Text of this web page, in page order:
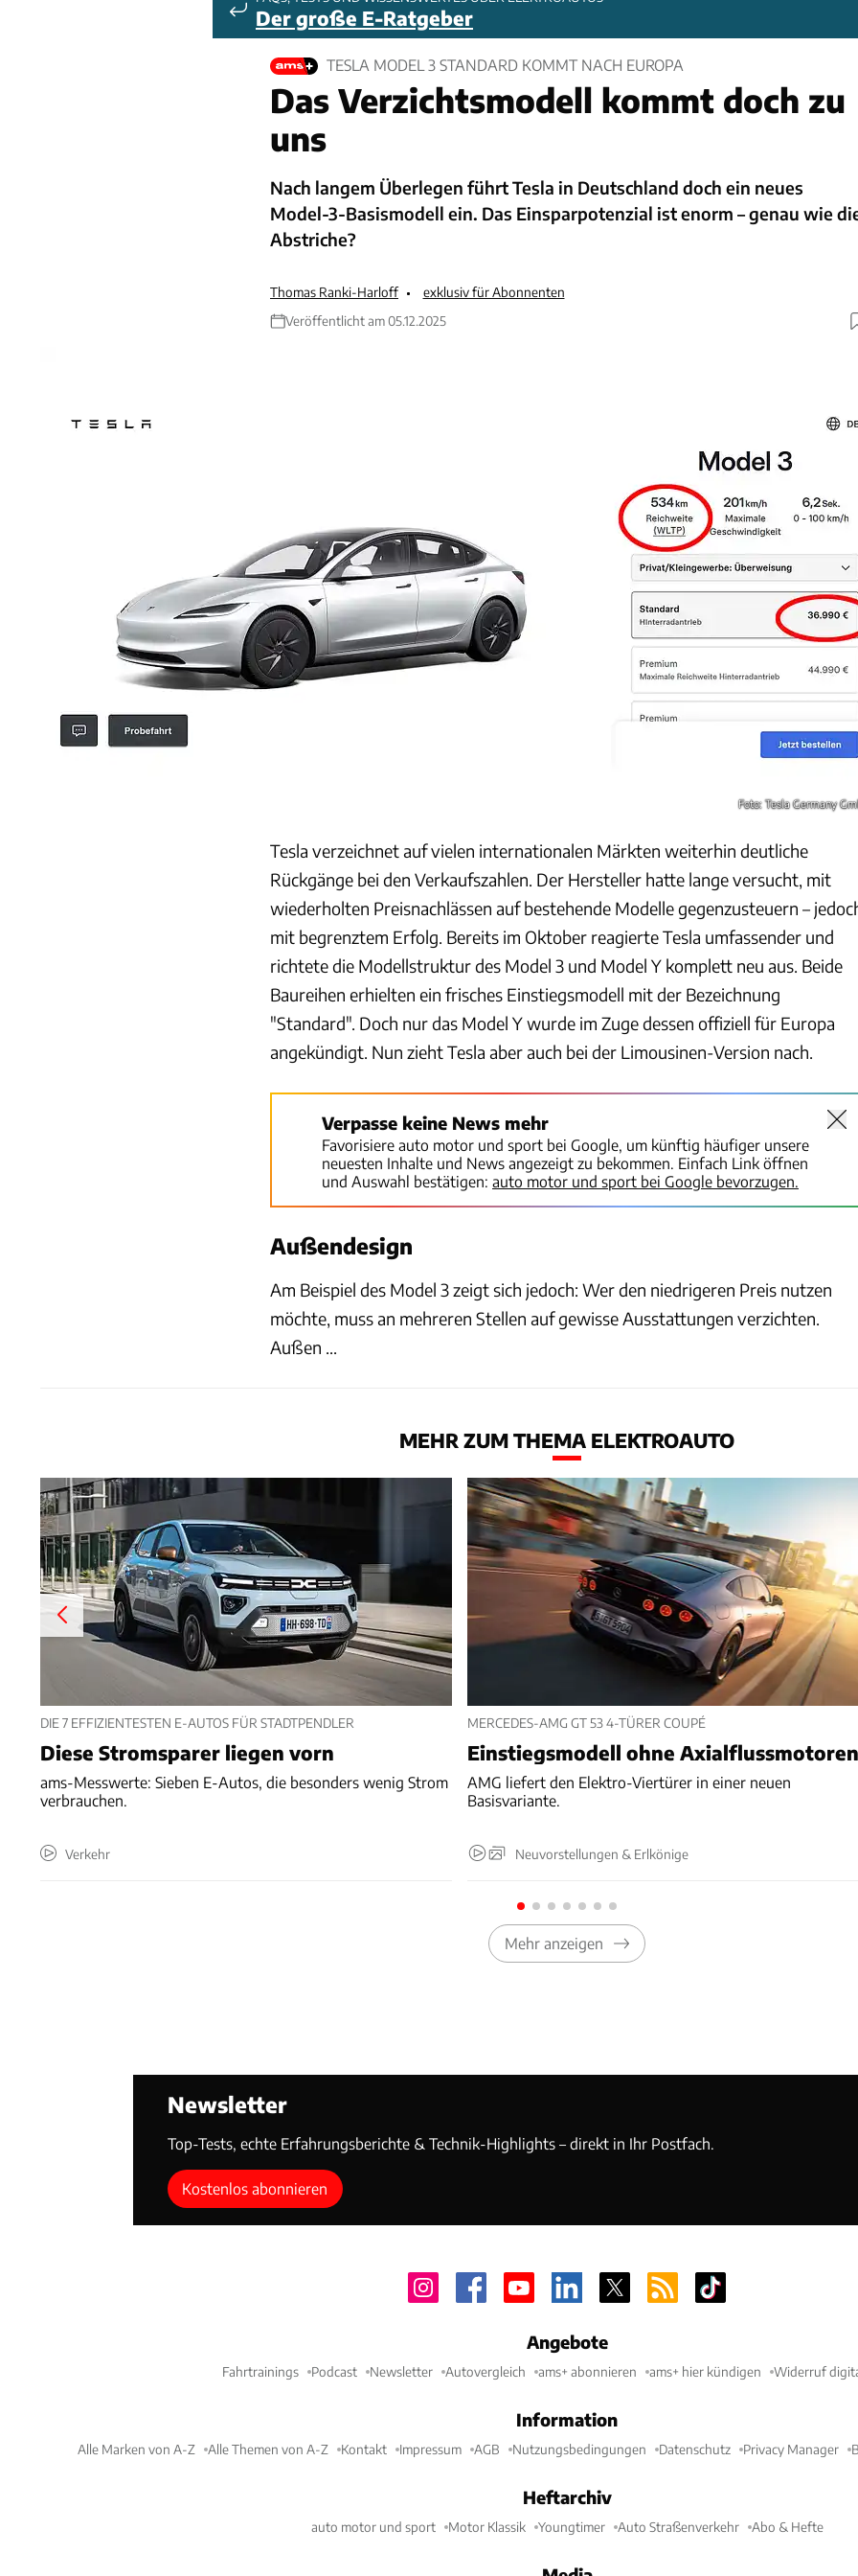
Der große E-Ratgeber
TESLA MODEL 3 STANDARD KOMMT NACH EUROPA
Das Verzichtsmodell kommt doch zu
uns
Nach langem Überlegen führt Tesla in Deutschland doch ein neues
Model-3-Basismodell ein. Das Einsparpotenzial ist enorm – genau wie
Abstriche?
Thomas Ranki-Harloff
exklusiv für Abonnenten
Veröffentlicht am 05.12.2025
Foto: Tesla Germany
Tesla verzeichnet auf vielen internationalen Märkten weiterhin deutliche
Rückgänge bei den Verkaufszahlen. Der Hersteller hatte lange versucht, mit
wiederholten Preisnachlässen auf bestehende Modelle gegenzusteuern –
mit begrenztem Erfolg. Bereits im Oktober reagierte Tesla umfassender und
richtete die Modellstruktur des Model 3 und Model Y komplett neu aus. Beide
Baureihen erhielten ein frisches Einstiegsmodell mit der Bezeichnung
"Standard". Doch nur das Model Y wurde im Zuge dessen offiziell für Europa
angekündigt. Nun zieht Tesla aber auch bei der Limousinen-Version nach.
Verpasse keine News mehr
Favorisiere auto motor und sport bei Google, um künftig häufiger unsere
neuesten Inhalte und News angezeigt zu bekommen. Einfach Link öffnen
und Auswahl bestätigen: auto motor und sport bei Google bevorzugen.
Außendesign
Am Beispiel des Model 3 zeigt sich jedoch: Wer den niedrigeren Preis nutzen
möchte, muss an mehreren Stellen auf gewisse Ausstattungen verzichten.
Außen ...
MEHR ZUM THEMA ELEKTROAUTO
DIE 7 EFFIZIENTESTEN E-AUTOS FÜR STADTPENDLER
Diese Stromsparer liegen vorn
ams-Messwerte: Sieben E-Autos, die besonders wenig Strom
verbrauchen.
Verkehr
MERCEDES-AMG GT 53 4-TÜRER COUPÉ
Einstiegsmodell ohne
AMG liefert den Elektro-Viertürer in einer neuen
Basisvariante.
Neuvorstellungen & Erlkönige
Mehr anzeigen
Newsletter
Top-Tests, echte Erfahrungsberichte & Technik-Highlights – direkt in Ihr Postfach.
Kostenlos abonnieren
Angebote
Fahrtrainings Podcast Newsletter Autovergleich ams+ abonnieren ams+ hier kündigen Widerruf
Information
Alle Marken von A-Z Alle Themen von A-Z Kontakt Impressum AGB Nutzungsbedingungen Datenschutz Privacy Manager
Heftarchiv
auto motor und sport Motor Klassik Youngtimer Auto Straßenverkehr Abo & Hefte